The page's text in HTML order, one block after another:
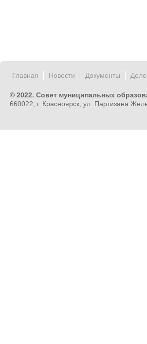
Главная Новости Документы
© 2022. Совет муниципальных
660022, г. Красноярск, ул. Партизана